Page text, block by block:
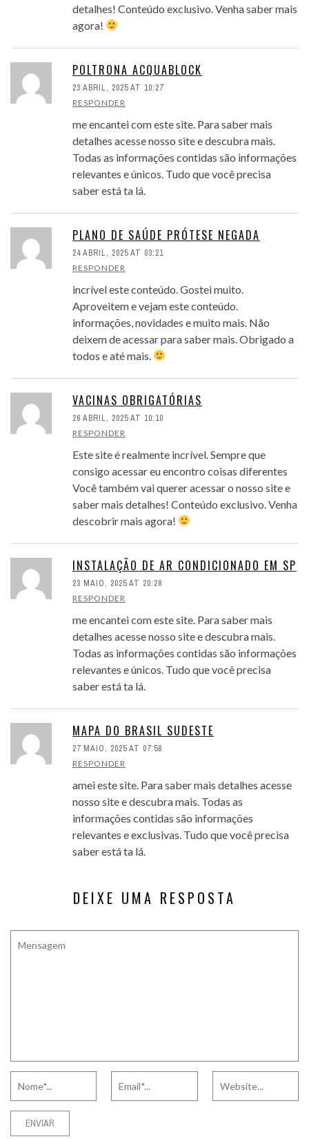
detalhes! Conteúdo exclusivo. Venha saber mais
agora!
POLTRONA ACQUABLOCK
23 ABRIL, 2025 AT 10:27
RESPONDER
me encantei com este site. Para saber mais
detalhes acesse nosso site e descubra mais.
Todas as informações contidas são informações
relevantes e únicos. Tudo que você precisa
saber está ta lá.
PLANO DE SAÚDE PRÓTESE NEGADA
24 ABRIL, 2025 AT 03:21
RESPONDER
incrível este conteúdo. Gostei muito.
Aproveitem e vejam este conteúdo.
informações, novidades e muito mais. Não
deixem de acessar para saber mais. Obrigado a
todos e até mais.
VACINAS OBRIGATÓRIAS
26 ABRIL, 2025 AT 10:10
RESPONDER
Este site é realmente incrível. Sempre que
consigo acessar eu encontro coisas diferentes
Você também vai querer acessar o nosso site e
saber mais detalhes! Conteúdo exclusivo. Venha
descobrir mais agora!
INSTALAÇÃO DE AR CONDICIONADO EM SP
23 MAIO, 2025 AT 20:28
RESPONDER
me encantei com este site. Para saber mais
detalhes acesse nosso site e descubra mais.
Todas as informações contidas são informações
relevantes e únicos. Tudo que você precisa
saber está ta lá.
MAPA DO BRASIL SUDESTE
27 MAIO, 2025 AT 07:58
RESPONDER
amei este site. Para saber mais detalhes acesse
nosso site e descubra mais. Todas as
informações contidas são informações
relevantes e exclusivas. Tudo que você precisa
saber está ta lá.
DEIXE UMA RESPOSTA